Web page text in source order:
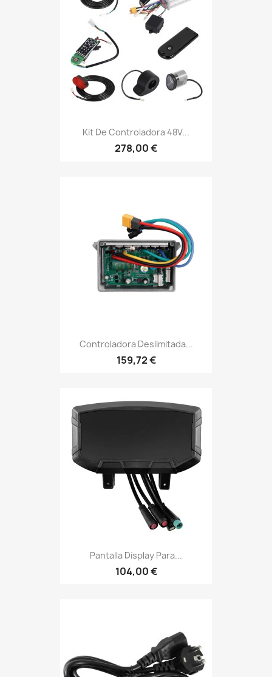
Kit De Controladora 48V...
278,00 €
Controladora Deslimitada...
159,72 €
Pantalla Display Para...
104,00 €